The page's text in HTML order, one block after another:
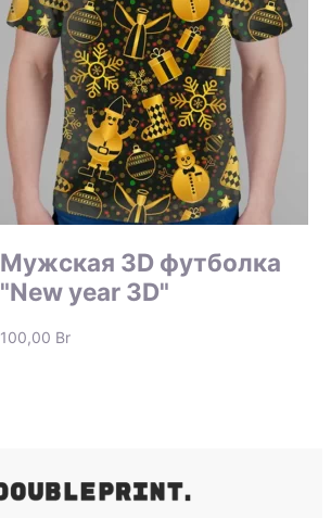
Мужская 3D футболка
"New year 3D"
100,00 Br